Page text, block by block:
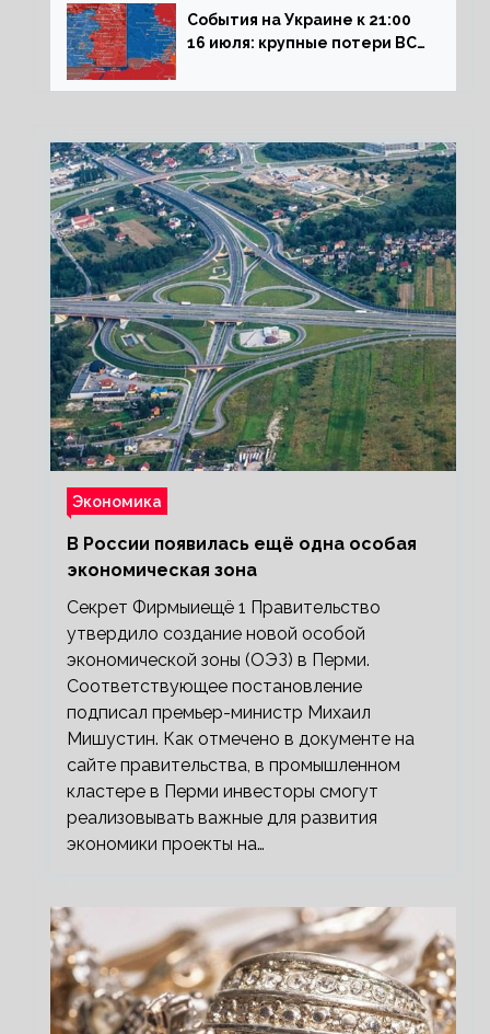
События на Украине к 21:00
16 июля: крупные потери ВСУ
обстреливает Донбасс из
Экономика
В России появилась ещё одна особая
экономическая зона
Секрет Фирмыиещё 1 Правительство
утвердило создание новой особой
экономической зоны (ОЭЗ) в Перми.
Соответствующее постановление
подписал премьер-министр Михаил
Мишустин. Как отмечено в документе на
сайте правительства, в промышленном
кластере в Перми инвесторы смогут
реализовывать важные для развития
экономики проекты на…